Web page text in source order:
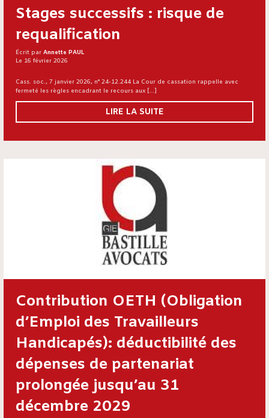
Stages successifs : risque de
requalification
Écrit par Annette PAUL
Le 16 février 2026
Cass. soc., 7 janvier 2026, n° 24-12.244 La Cour de cassation rappelle avec
fermeté les règles encadrant le recours aux […]
LIRE LA SUITE
Contribution OETH (Obligation
d’Emploi des Travailleurs
Handicapés): déductibilité des
dépenses de partenariat
prolongée jusqu’au 31
décembre 2029